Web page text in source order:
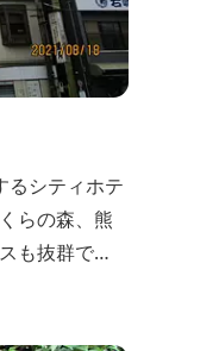
るシティホテ
らの森、熊
も抜群で